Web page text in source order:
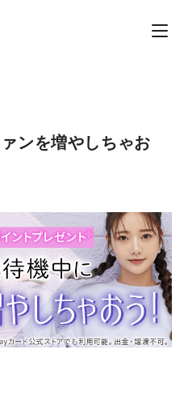
ンを増やしちゃお